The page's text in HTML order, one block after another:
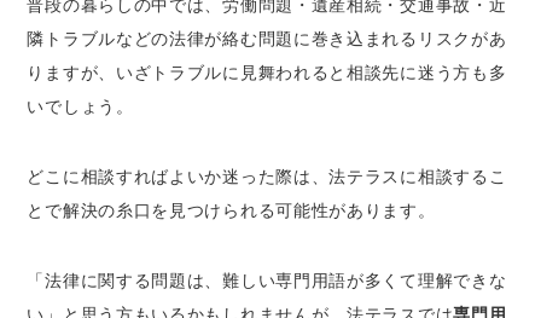
普段の暮らしの中では、労働問題・遺産相続・交通事故・近
隣トラブルなどの法律が絡む問題に巻き込まれるリスクがあ
りますが、いざトラブルに見舞われると相談先に迷う方も多
いでしょう。
どこに相談すればよいか迷った際は、法テラスに相談するこ
とで解決の糸口を見つけられる可能性があります。
「法律に関する問題は、難しい専門用語が多くて理解できな